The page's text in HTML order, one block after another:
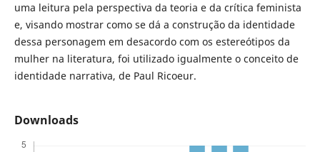
uma leitura pela perspectiva da teoria e da crítica feminista
e, visando mostrar como se dá a construção da identidade
dessa personagem em desacordo com os estereótipos da
mulher na literatura, foi utilizado igualmente o conceito de
identidade narrativa, de Paul Ricoeur.
Downloads